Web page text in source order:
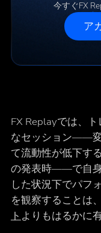
今すぐFX
ア
FX Replayでは、
なセッション――
て流動性が低下す
の発表時――で自身
した状況下でパフ
を観察することは
ト よりもはるかに